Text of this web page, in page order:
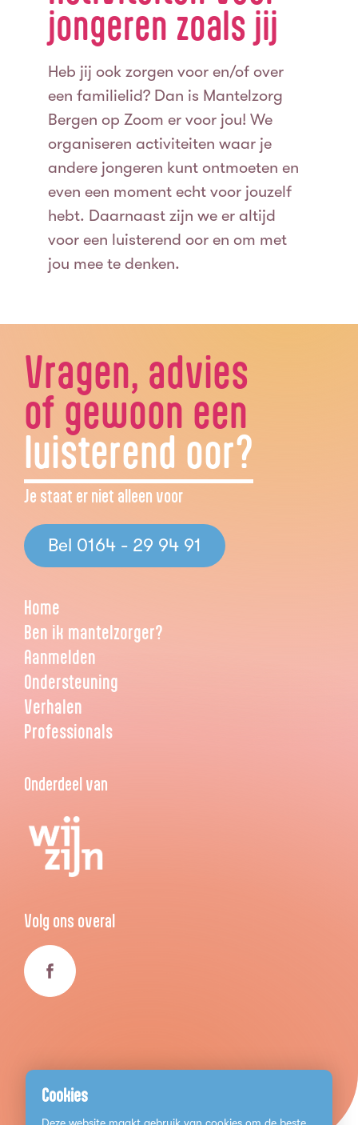
Cookies
jongeren zoals jij
Heb jij ook zorgen voor en/of over
een familielid? Dan is Mantelzorg
Bergen op Zoom er voor jou! We
organiseren activiteiten waar je
andere jongeren kunt ontmoeten en
even een moment echt voor jouzelf
hebt. Daarnaast zijn we er altijd
voor een luisterend oor en om met
jou mee te denken.
Vragen, advies
of gewoon een
luisterend oor?
Je staat er niet alleen voor
Bel 0164 - 29 94 91
Home
Ben ik mantelzorger?
Aanmelden
Ondersteuning
Verhalen
Professionals
Onderdeel van
Volg ons overal